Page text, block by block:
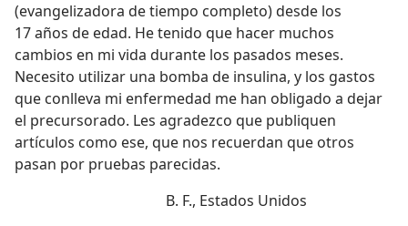
(evangelizadora de tiempo completo) desde los
17 años de edad. He tenido que hacer muchos
cambios en mi vida durante los pasados meses.
Necesito utilizar una bomba de insulina, y los gastos
que conlleva mi enfermedad me han obligado a dejar
el precursorado. Les agradezco que publiquen
artículos como ese, que nos recuerdan que otros
pasan por pruebas parecidas.
B. F., Estados Unidos